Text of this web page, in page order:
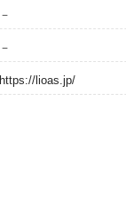
－
－
https://lioas.jp/